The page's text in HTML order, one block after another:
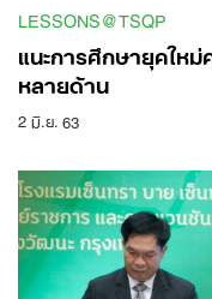
LESSONS@TSQP
แนะการศึกษายุคใหม่
หลายด้าน
2 มิ.ย. 63